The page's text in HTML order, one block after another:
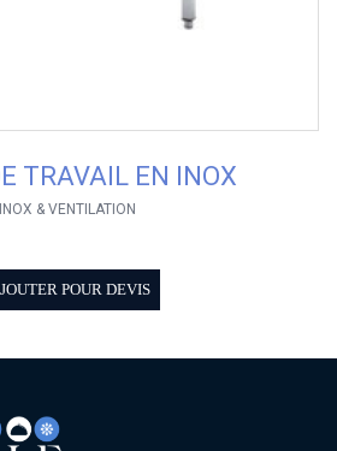
TRAVAIL EN INOX
INOX & VENTILATION
POUR DEVIS